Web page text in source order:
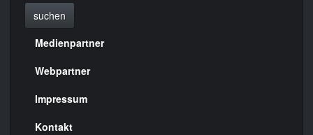
suchen
Menülinks
rechte
Seite
Medienpartner
Webpartner
Impressum
Kontakt